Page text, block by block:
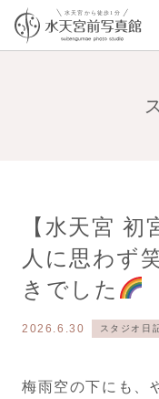
【水天宮
人に思わず
きでした
2026.6.30 スタジオ日
梅雨空の下にも、